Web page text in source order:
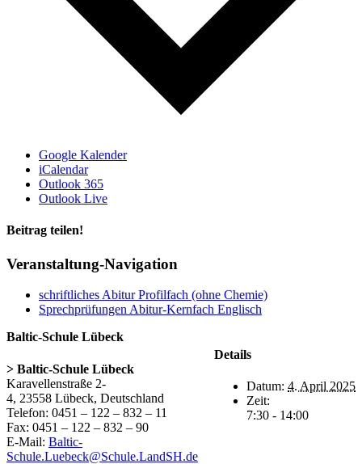
Google Kalender
iCalendar
Outlook 365
Outlook Live
Beitrag teilen!
Facebook
X
Pinterest
Veranstaltung-Navigation
schriftliches Abitur Profilfach (ohne Chemie)
Sprechprüfungen Abitur-Kernfach Englisch
Details
Datum: 4. April 2025
Zeit:
7:30 - 14:00
Baltic-Schule Lübeck
> Baltic-Schule Lübeck
Karavellenstraße 2-
4, 23558 Lübeck, Deutschland
Telefon: 0451 – 122 – 832 – 11
Fax: 0451 – 122 – 832 – 90
E-Mail: Baltic-
Schule.Luebeck@Schule.LandSH.de